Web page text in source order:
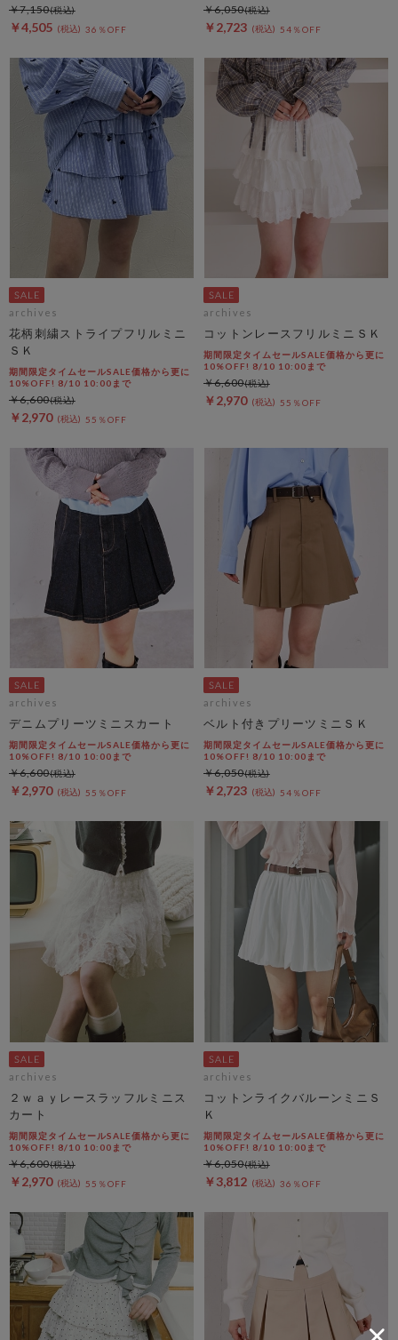
￥4,505 36％OFF
￥7,150
￥2,723 54％OFF
￥6,050
archives
花柄刺繍ストライプフリルミニ
ＳＫ
期間限定タイムセールSALE価格から更に
10%OFF! 8/10 10:00まで
￥2,970 55％OFF
￥6,600
archives
コットンレースフリルミニＳＫ
期間限定タイムセールSALE価格から更に
10%OFF! 8/10 10:00まで
￥2,970 55％OFF
￥6,600
archives
デニムプリーツミニスカート
期間限定タイムセールSALE価格から更に
10%OFF! 8/10 10:00まで
￥2,970 55％OFF
￥6,600
archives
ベルト付きプリーツミニＳＫ
期間限定タイムセールSALE価格から更に
10%OFF! 8/10 10:00まで
￥2,723 54％OFF
￥6,050
archives
２ｗａｙレースラッフルミニス
カート
期間限定タイムセールSALE価格から更に
10%OFF! 8/10 10:00まで
￥2,970 55％OFF
￥6,600
archives
コットンライクバルーンミニＳ
Ｋ
期間限定タイムセールSALE価格から更に
10%OFF! 8/10 10:00まで
￥3,812 36％OFF
￥6,050